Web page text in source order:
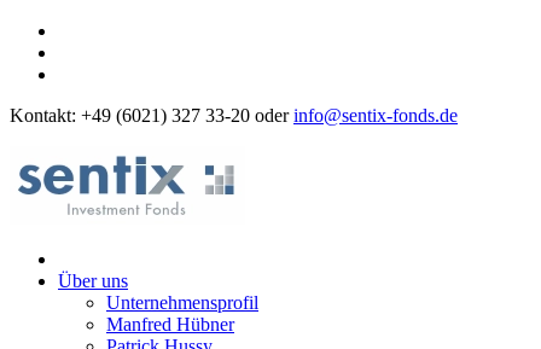
Kontakt: +49 (6021) 327 33-20 oderinfo@sentix-fonds.de
Über uns
Unternehmensprofil
Manfred Hübner